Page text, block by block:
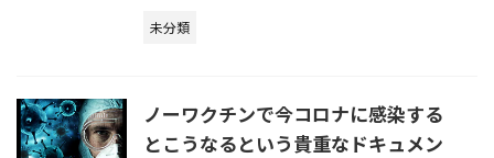
未分類
ノーワクチンで今コロナに感染する
とこうなるという貴重なドキュメン